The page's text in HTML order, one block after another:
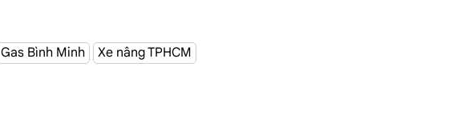
Gas Bình Minh Xe nâng TPHCM